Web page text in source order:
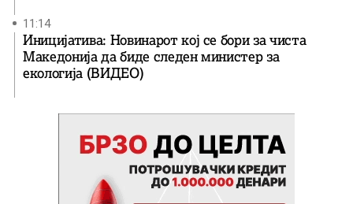
11:14
Иницијатива: Новинарот кој се бори за чиста
Македонија да биде следен министер за
екологија (ВИДЕО)